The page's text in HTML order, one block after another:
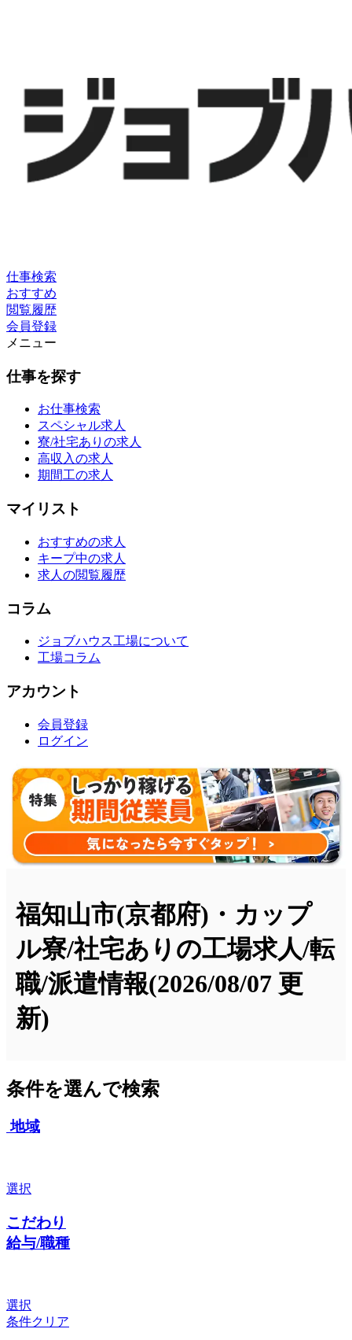
仕事検索
おすすめ
閲覧履歴
会員登録
メニュー
仕事を探す
お仕事検索
スペシャル求人
寮/社宅ありの求人
高収入の求人
期間工の求人
マイリスト
おすすめの求人
キープ中の求人
求人の閲覧履歴
コラム
ジョブハウス工場について
工場コラム
アカウント
会員登録
ログイン
福知山市(京都府)・カップ
ル寮/社宅ありの工場求人/転
職/派遣情報(2026/08/07 更
新)
条件を選んで検索
地域
選択
こだわり
給与/職種
選択
条件クリア